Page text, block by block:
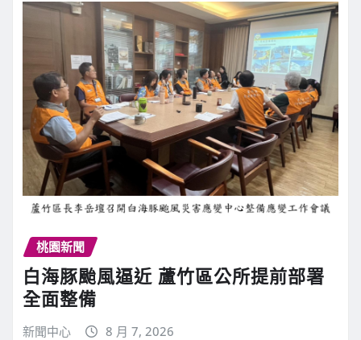
桃園新聞
白海豚颱風逼近 蘆竹區公所提前部署
全面整備
新聞中心 8 月 7, 2026